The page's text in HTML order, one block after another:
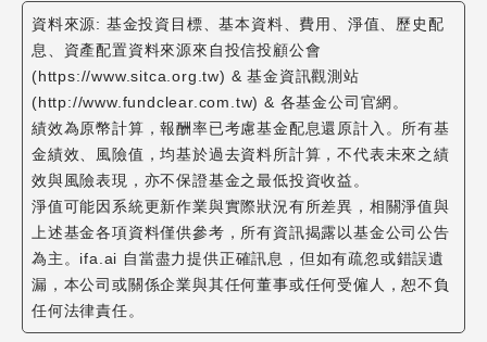
時
商營業處所,為現款現貨交易,並指示基金保管機構辦理 交割。
9. 經理公司依前項規定委託投資所在國或地區之證券經紀商交
易時,得委託與經理公司、受託管理機 構、基金保管機構有利
害關係並具有證券經紀商資格者或受託管理機構、基金保管機
構之經紀部門 為之,但支付該證券經紀商之佣金不得高於投資
所在國或地區之一般證券經紀商。 10. 經理公司運用本基金為
政府公債、公司債(含無擔保公司債、次順位公司債)或金融債
券(含次順位 金融債券)投資,應以現款現貨交易為之,並指示基
金保管機構辦理交割。 11. 經理公司得為避險操作或增加投資
效率之目的,得運用本基金從事衍生自債券、債券指數、利率、
利 率指數之期貨、選擇權及利率交換交易,另經理公司亦得為
避險操作之目的,運用本基金資產從事衍 生自貨幣之期貨或選
擇權交易,但從事前開證券相關商品交易均須符合金管會「證券
資料來源: 基金投資目標、基本資料、費用、淨值、歷史配
息、資產配置資料來源來自投信投顧公會
(https://www.sitca.org.tw) & 基金資訊觀測站
(http://www.fundclear.com.tw) & 各基金公司官網。
績效為原幣計算，報酬率已考慮基金配息還原計入。所有基
金績效、風險值，均基於過去資料所計算，不代表未來之績
效與風險表現，亦不保證基金之最低投資收益。
淨值可能因系統更新作業與實際狀況有所差異，相關淨值與
上述基金各項資料僅供參考，所有資訊揭露以基金公司公告
為主。ifa.ai 自當盡力提供正確訊息，但如有疏忽或錯誤遺
漏，本公司或關係企業與其任何董事或任何受僱人，恕不負
任何法律責任。